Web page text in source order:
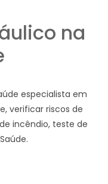
na
especialista em
verificar riscos de
incêndio, teste de